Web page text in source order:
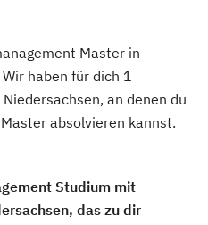
Master in
haben für dich 1
an denen du
absolvieren kannst.
Studium mit
das zu dir